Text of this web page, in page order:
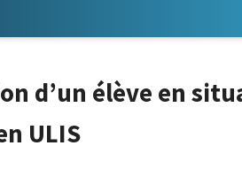
d’un élève en
ULIS